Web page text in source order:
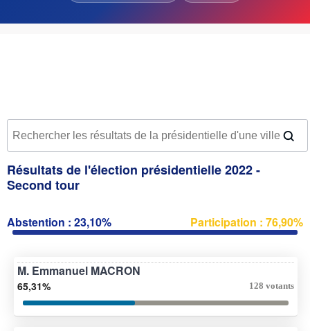
Résultats de l'élection présidentielle 2022 -
Second tour
Abstention : 23,10% Participation : 76,90%
M. Emmanuel MACRON
65,31% 128 votants